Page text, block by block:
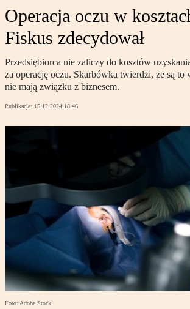
Operacja oczu w
Fiskus zdecydował
Przedsiębiorca nie zaliczy do kosztów
za operację oczu. Skarbówka twierdzi, że są to
nie mają związku z biznesem.
Publikacja: 15.12.2024 18:46
Foto: Adobe Stock